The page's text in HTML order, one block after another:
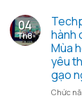
04
Th8
hành
Mùa
yêu
gạo
Chức